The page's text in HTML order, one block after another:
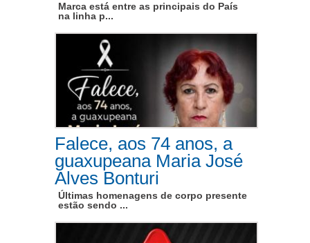
Marca está entre as principais do País
na linha p...
Falece, aos 74 anos, a
guaxupeana Maria José
Alves Bonturi
Últimas homenagens de corpo presente
estão sendo ...